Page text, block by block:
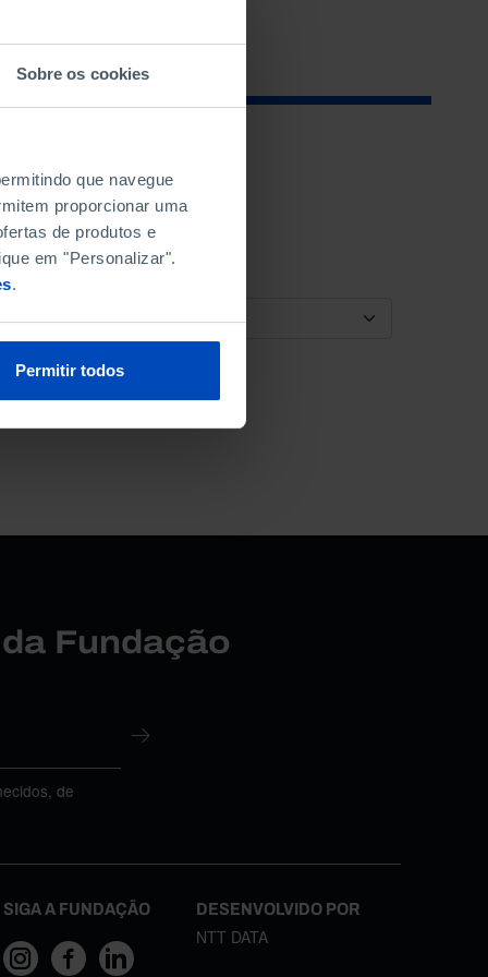
Sobre os cookies
que navegue
proporcionar uma
de produtos e
em "Personalizar".
.
Permitir todos
ORDENAR POR
Fundação
de
SIGA A FUNDAÇÃO DESENVOLVIDO POR
NTT DATA